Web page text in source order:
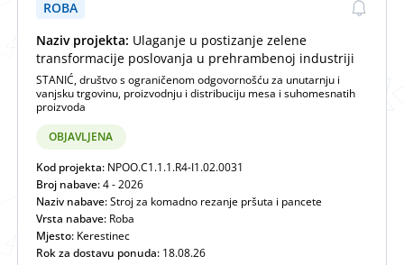
ROBA
Naziv projekta: Ulaganje u postizanje zelene
transformacije poslovanja u prehrambenoj industriji
STANIĆ, društvo s ograničenom odgovornošću za unutarnju i
vanjsku trgovinu, proizvodnju i distribuciju mesa i suhomesnatih
proizvoda
OBJAVLJENA
Kod projekta: NPOO.C1.1.1.R4-I1.02.0031
Broj nabave:4 - 2026
Naziv nabave:Stroj za komadno rezanje pršuta i pancete
Vrsta nabave: Roba
Mjesto: Kerestinec
Rok za dostavu ponuda: 18.08.26